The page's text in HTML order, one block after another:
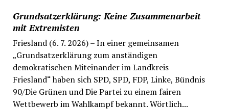
Grundsatzerklärung: Keine Zusammenarbeit
mit Extremisten
Friesland (6. 7. 2026) – In einer gemeinsamen
„Grundsatzerklärung zum anständigen
demokratischen Miteinander im Landkreis
Friesland“ haben sich SPD, SPD, FDP, Linke, Bündnis
90/Die Grünen und Die Partei zu einem fairen
Wettbewerb im Wahlkampf bekannt. Wörtlich...